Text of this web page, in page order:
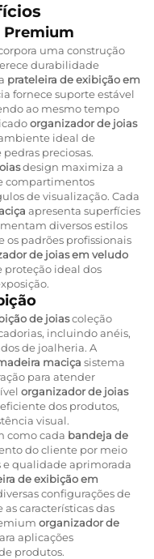
Premium
uma construção
durabilidade
prateleira de exibição em
fornece suporte estável
ao mesmo tempo
organizador de joias
ideal de
preciosas.
design maximiza a
compartimentos
de visualização. Cada
apresenta superfícies
diversos estilos
padrões profissionais
de joias em veludo
ideal dos
de joiascoleção
incluindo anéis,
de joalheria. A
maciça sistema
para atender
organizador de joias
dos produtos,
visual.
como cada bandeja de
do cliente por meio
e qualidade aprimorada
de exibição em
configurações de
características das
organizador de
aplicações
produtos.